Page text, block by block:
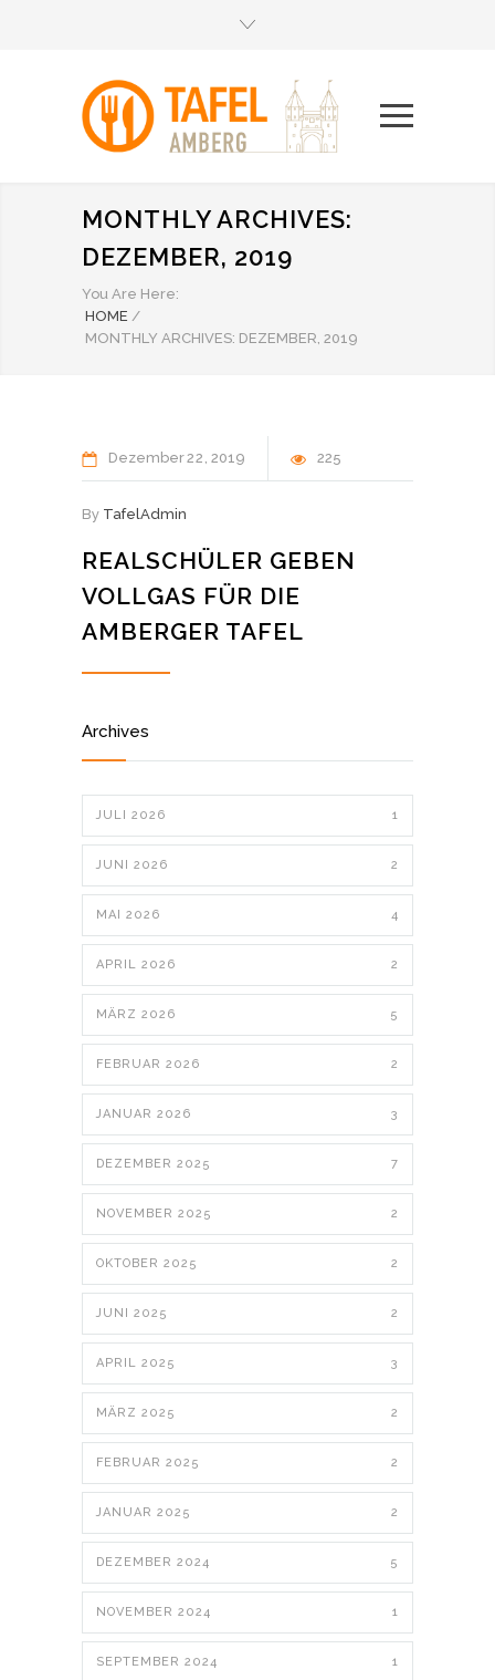
MONTHLY ARCHIVES:
DEZEMBER, 2019
You Are Here:
HOME /
MONTHLY ARCHIVES: DEZEMBER, 2019
Dezember22 2019 225
By TafelAdmin
REALSCHÜLER GEBEN
VOLLGAS FÜR DIE
AMBERGER TAFEL
Archives
JULI 2026 1
JUNI 2026 2
MAI 2026 4
APRIL 2026 2
MÄRZ 2026 5
FEBRUAR 2026 2
JANUAR 2026 3
DEZEMBER 2025 7
NOVEMBER 2025 2
OKTOBER 2025 2
JUNI 2025 2
APRIL 2025 3
MÄRZ 2025 2
FEBRUAR 2025 2
JANUAR 2025 2
DEZEMBER 2024 5
NOVEMBER 2024 1
SEPTEMBER 2024 1